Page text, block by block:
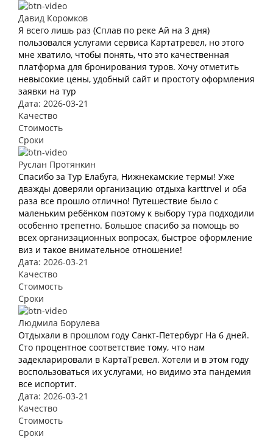
Давид Коромков
Я всего лишь раз (Сплав по реке Ай на 3 дня)
пользовался услугами сервиса Картатревел, но этого
мне хватило, чтобы понять, что это качественная
платформа для бронирования туров. Хочу отметить
невысокие цены, удобный сайт и простоту оформления
заявки на тур
Дата: 2026-03-21
Качество
Стоимость
Сроки
Руслан Протянкин
Спасибо за Тур Елабуга, Нижнекамские термы! Уже
дважды доверяли организацию отдыха karttrvel и оба
раза все прошло отлично! Путешествие было с
маленьким ребёнком поэтому к выбору тура подходили
особенно трепетно. Большое спасибо за помощь во
всех организационных вопросах, быстрое оформление
виз и такое внимательное отношение!
Дата: 2026-03-21
Качество
Стоимость
Сроки
Людмила Борулева
Отдыхали в прошлом году Санкт-Петербург На 6 дней.
Сто процентное соответствие тому, что нам
задекларировали в КартаТревел. Хотели и в этом году
воспользоваться их услугами, но видимо эта пандемия
все испортит.
Дата: 2026-03-21
Качество
Стоимость
Сроки